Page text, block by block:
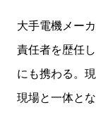
大手電機メー
責任者を歴任
にも携わる。
現場と一体と